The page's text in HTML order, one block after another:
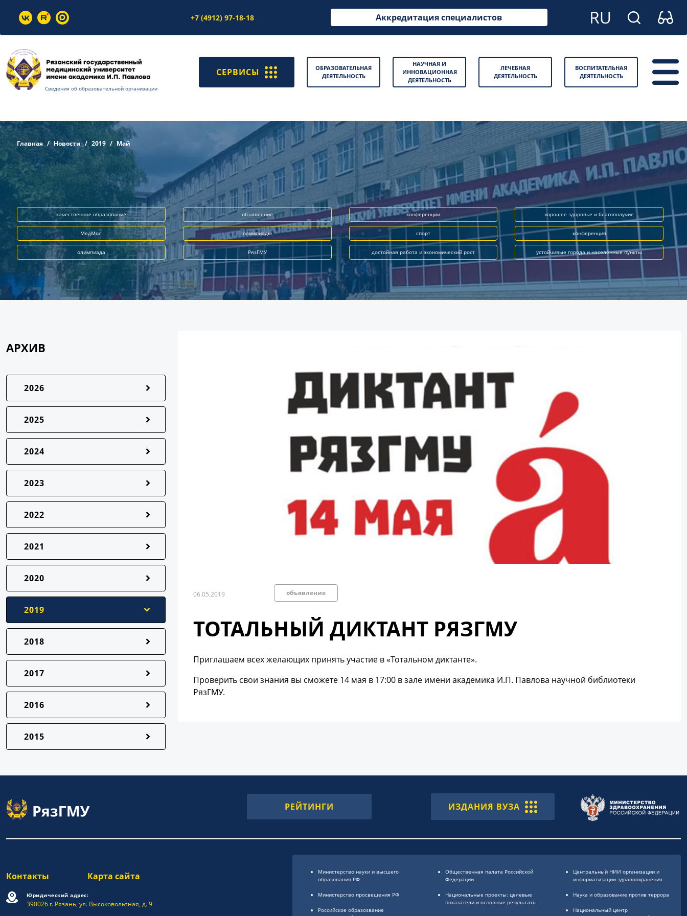
+7 (4912) 97-18-18 Аккредитация специалистов
Сведения об образовательной организации
СЕРВИСЫ
ОБРАЗОВАТЕЛЬНАЯ
ДЕЯТЕЛЬНОСТЬ
НАУЧНАЯ И
ИННОВАЦИОННАЯ
ДЕЯТЕЛЬНОСТЬ
ЛЕЧЕБНАЯ
ДЕЯТЕЛЬНОСТЬ
ВОСПИТАТЕЛЬНАЯ
ДЕЯТЕЛЬНОСТЬ
Главная Новости 2019 Май
качественное образование объявление конференции хорошее здоровье и благополучие
МедМол олимпиады спорт конференция
олимпиада РязГМУ достойная работа и экономический рост устойчивые города и населённые пункты
АРХИВ
2026
2025
2024
2023
2022
2021
2020
2019
2018
2017
2016
2015
06.05.2019 объявление
ТОТАЛЬНЫЙ ДИКТАНТ РЯЗГМУ
Приглашаем всех желающих принять участие в «Тотальном диктанте».
Проверить свои знания вы сможете 14 мая в 17:00 в зале имени академика И.П. Павлова научной библиотеки
РязГМУ.
РЕЙТИНГИ ИЗДАНИЯ ВУЗА
Контакты Карта сайта
Юридический адрес:
390026 г. Рязань, ул. Высоковольтная, д. 9
Министерство науки и высшего
образования РФ
Министерство просвещения РФ
Российское образоsвание
Общественная палата Российской
Федерации
Национальные проекты: целевые
показатели и основные результаты
Центральный НИИ организации и
информатизации здравоохранения
Наука и образование против террора
Национальный центр